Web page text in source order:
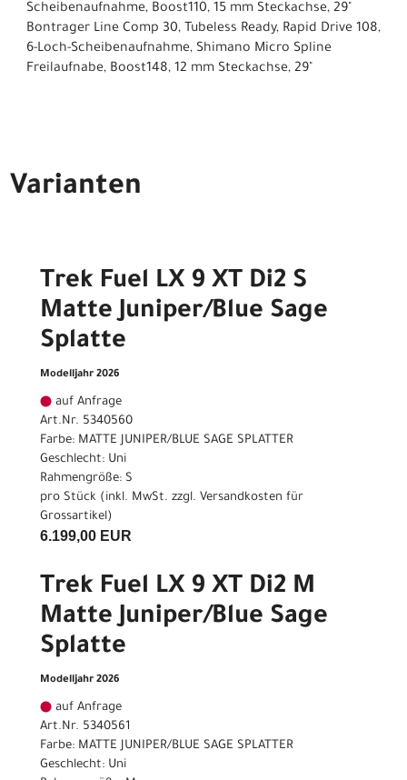
Scheibenaufnahme, Boost110, 15 mm Steckachse, 29"
Bontrager Line Comp 30, Tubeless Ready, Rapid Drive 108,
6-Loch-Scheibenaufnahme, Shimano Micro Spline
Freilaufnabe, Boost148, 12 mm Steckachse, 29"
Varianten
Trek Fuel LX 9 XT Di2 S
Matte Juniper/Blue Sage
Splatte
Modelljahr 2026
auf Anfrage
Art.Nr. 5340560
Farbe: MATTE JUNIPER/BLUE SAGE SPLATTER
Geschlecht: Uni
Rahmengröße: S
pro Stück (inkl. MwSt. zzgl. Versandkosten für
Grossartikel)
6.199,00 EUR
Trek Fuel LX 9 XT Di2 M
Matte Juniper/Blue Sage
Splatte
Modelljahr 2026
auf Anfrage
Art.Nr. 5340561
Farbe: MATTE JUNIPER/BLUE SAGE SPLATTER
Geschlecht: Uni